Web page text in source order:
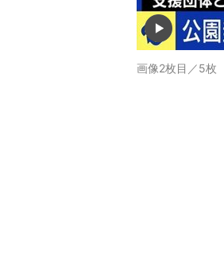
画像2枚目／5枚